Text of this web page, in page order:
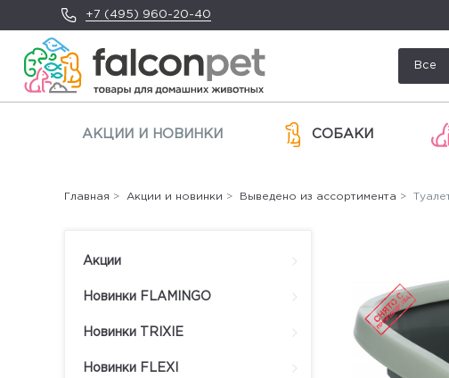
+7 (495) 960-20-40
Все
АКЦИИ И НОВИНКИ СОБАКИ
Акции
Новинки FLAMINGO
Новинки TRIXIE
Новинки FLEXI
Главная > Акции и новинки > Выведено из ассортимента >